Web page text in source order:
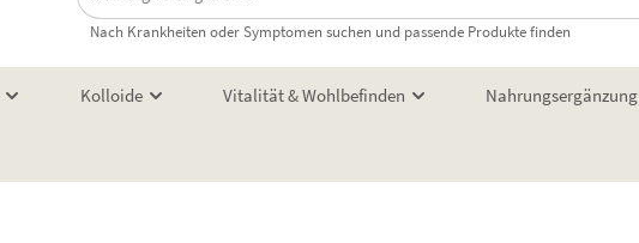
Nach Krankheiten oder Symptomen suchen und passende Produkte finden
Kolloide Vitalität & Wohlbefinden Nahrungsergänzung